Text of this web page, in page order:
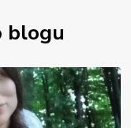
blogu